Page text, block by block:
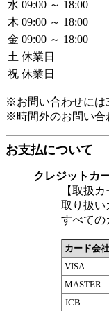
水 09:00 ～ 18:00
木 09:00 ～ 18:00
金 09:00 ～ 18:00
土 休業日
祝 休業日
※お問い合わせには
※時間外のお問い合
お支払について
クレジットカ
【取扱カ
取り扱い
すべての
カード会社
VISA
MASTER
JCB